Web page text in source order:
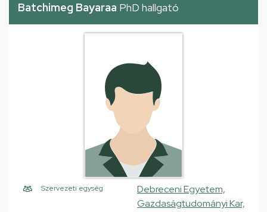
Batchimeg Bayaraa PhD hallgató
Szervezeti egység
Debreceni Egyetem,
Gazdaságtudományi Kar,